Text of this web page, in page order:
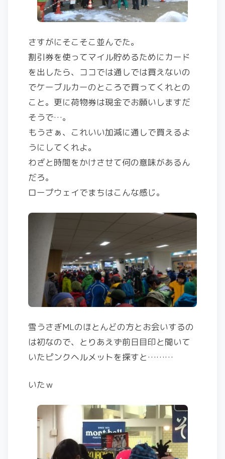
さすがにそこそこ並んでた。
割引券を使ってマイル貯めるためにカード
を出したら、ココでは通しでは買えないの
でケーブルカーのところで買ってくれとの
こと。更に荷物券は現金でお願いしますだ
そうで…。
もうさぁ、これいい加減に通しで買えるよ
うにしてくれよ。
わざと時間をかけさせて何の意味があるん
だろ。
ロープウェイでまちはこんな感じ。
雪うさぎMLのほとんどの方とお会いするの
は初なので、とりあえず前日目印と聞いて
いたピンクヘルメットを探すと………
いたｗ